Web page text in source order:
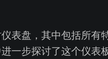
表盘，其中包括所有
一步探讨了这个仪表